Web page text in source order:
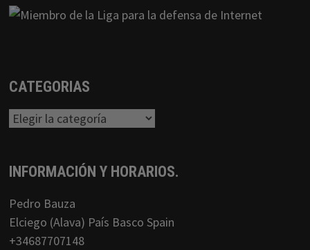
CATEGORIAS
Categorias
INFORMACIÓN Y HORARIOS.
Pedro Bauza
Elciego (Alava) País Basco Spain
+34687707148